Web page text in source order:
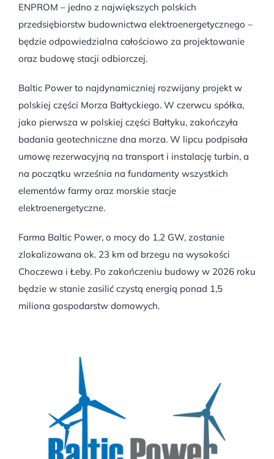
ENPROM – jedno z największych polskich
przedsiębiorstw budownictwa elektroenergetycznego –
będzie odpowiedzialna całościowo za projektowanie
oraz budowę stacji odbiorczej.
Baltic Power to najdynamiczniej rozwijany projekt w
polskiej części Morza Bałtyckiego. W czerwcu spółka,
jako pierwsza w polskiej części Bałtyku, zakończyła
badania geotechniczne dna morza. W lipcu podpisała
umowę rezerwacyjną na transport i instalację turbin, a
na początku września na fundamenty wszystkich
elementów farmy oraz morskie stacje
elektroenergetyczne.
Farma Baltic Power, o mocy do 1,2 GW, zostanie
zlokalizowana ok. 23 km od brzegu na wysokości
Choczewa i Łeby. Po zakończeniu budowy w 2026 roku
będzie w stanie zasilić czystą energią ponad 1,5
miliona gospodarstw domowych.